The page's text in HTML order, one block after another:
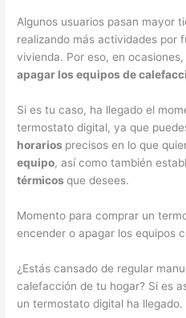
Algunos usuarios pasan mayor
realizando más actividades por
vivienda. Por eso, en
apagar los equipos de
Si es tu caso, ha llegado el
termostato digital, ya que
horarios precisos en lo que
equipo, así como también
térmicosque desees.
Momento para comprar un
encender o apagar los equipos
¿Estás cansado de regular
calefacción de tu hogar? Si es
un termostato digital ha llegado.